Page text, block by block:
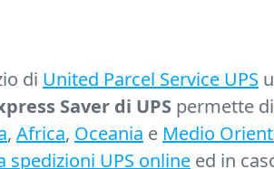
di United Parcel Service UPS
Saver di UPS permette di
, Africa, Oceania e Medio
spedizioni UPS online ed in